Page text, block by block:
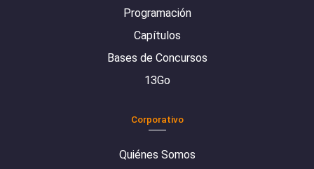
Programación
Capítulos
Bases de Concursos
13Go
Corporativo
Quiénes Somos